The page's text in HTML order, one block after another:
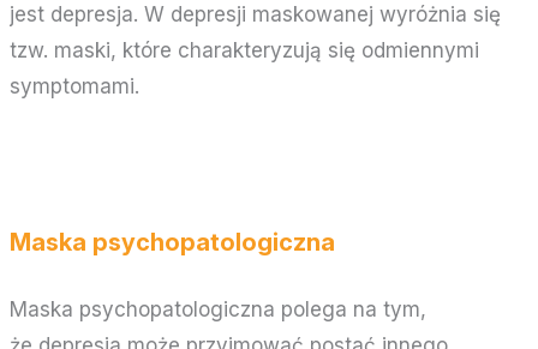
jest depresja. W depresji maskowanej wyróżnia się
tzw. maski, które charakteryzują się odmiennymi
symptomami.
Maska psychopatologiczna
Maska psychopatologiczna polega na tym,